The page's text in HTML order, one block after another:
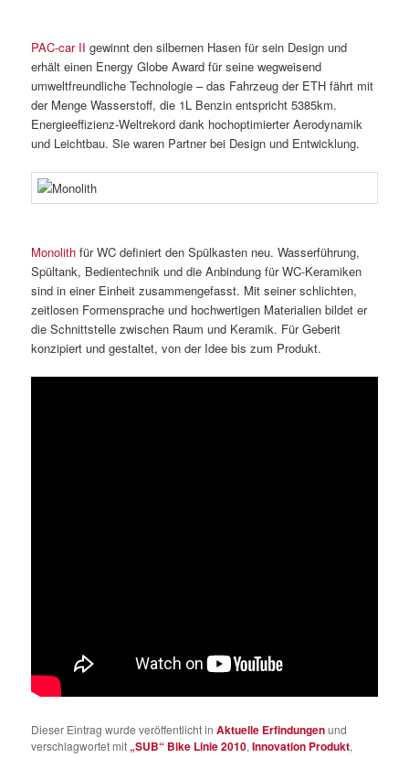
PAC-car II gewinnt den silbernen Hasen für sein Design und
erhält einen Energy Globe Award für seine wegweisend
umweltfreundliche Technologie – das Fahrzeug der ETH fährt mit
der Menge Wasserstoff, die 1L Benzin entspricht 5385km.
Energieeffizienz-Weltrekord dank hochoptimierter Aerodynamik
und Leichtbau. Sie waren Partner bei Design und Entwicklung.
Monolith für WC definiert den Spülkasten neu. Wasserführung,
Spültank, Bedientechnik und die Anbindung für WC-Keramiken
sind in einer Einheit zusammengefasst. Mit seiner schlichten,
zeitlosen Formensprache und hochwertigen Materialien bildet er
die Schnittstelle zwischen Raum und Keramik. Für Geberit
konzipiert und gestaltet, von der Idee bis zum Produkt.
Dieser Eintrag wurde veröffentlicht inAktuelle Erfindungenund
verschlagwortet mit „SUB“ Bike Linie 2010,Innovation Produkt,